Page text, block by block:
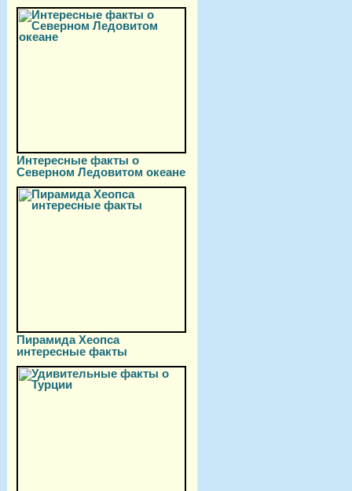
Интересные факты о
Северном Ледовитом океане
Пирамида Хеопса
интересные факты